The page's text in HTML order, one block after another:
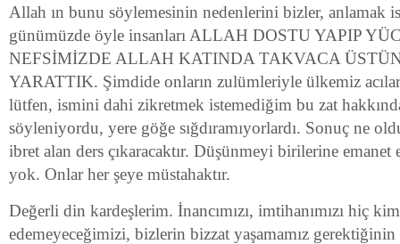
Allah ın bunu söylemesinin nedenlerini bizler, anlamak
günümüzde öyle insanları ALLAH DOSTU YAPIP
NEFSİMİZDE ALLAH KATINDA TAKVACA
YARATTIK. Şimdide onların zulümleriyle ülkemiz acılar
lütfen, ismini dahi zikretmek istemediğim bu zat
söyleniyordu, yere göğe sığdıramıyorlardı. Sonuç ne
ibret alan ders çıkaracaktır. Düşünmeyi birilerine emanet
yok. Onlar her şeye müstahaktır.
Değerli din kardeşlerim. İnancımızı, imtihanımızı hiç
edemeyeceğimizi, bizlerin bizzat yaşamamız